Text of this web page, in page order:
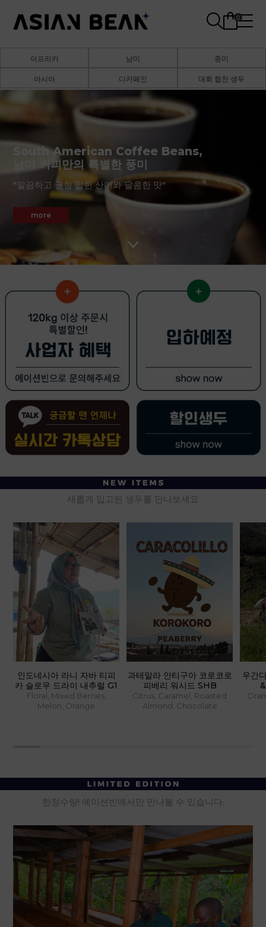
0
아프리카 남미
중미
아시아
디카페인 대회 협찬 생두
South American Coffee Beans,
남미 커피만의 특별한 풍미
"깔끔하고 균형 잡힌 산미와 달콤한 맛"
more
새롭게 입고된 생두를 만나보세요
과테말라 안티구아 코로코로
피베리 워시드 SHB
Citrus, Caramel, Roasted
Almond, Chocolate
우간다 르웬조리 동키 SL14
& SL28 워시드 A
Orange, Floral, Caramel,
Brown Sugar
우
한정수량! 에이션빈에서만 만나볼 수 있습니다.